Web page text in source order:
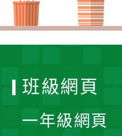
班級網頁
一年級網頁